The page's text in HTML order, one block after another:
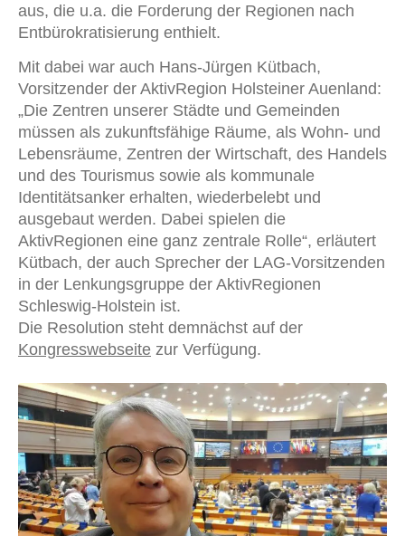
aus, die u.a. die Forderung der Regionen nach
Entbürokratisierung enthielt.
Mit dabei war auch Hans-Jürgen Kütbach,
Vorsitzender der AktivRegion Holsteiner Auenland:
„Die Zentren unserer Städte und Gemeinden
müssen als zukunftsfähige Räume, als Wohn- und
Lebensräume, Zentren der Wirtschaft, des Handels
und des Tourismus sowie als kommunale
Identitätsanker erhalten, wiederbelebt und
ausgebaut werden. Dabei spielen die
AktivRegionen eine ganz zentrale Rolle“, erläutert
Kütbach, der auch Sprecher der LAG-Vorsitzenden
in der Lenkungsgruppe der AktivRegionen
Schleswig-Holstein ist.
Die Resolution steht demnächst auf der
Kongresswebseite zur Verfügung.